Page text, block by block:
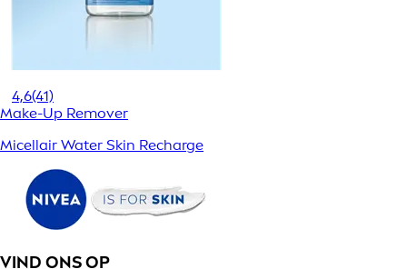
4,6(41)
Make-Up Remover
Micellair Water Skin Recharge
VIND ONS OP